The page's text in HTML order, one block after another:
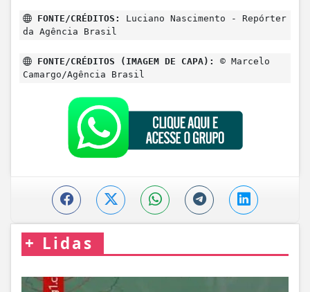
FONTE/CRÉDITOS:
Luciano Nascimento - Repórter
da Agência Brasil
FONTE/CRÉDITOS (IMAGEM DE CAPA):
© Marcelo
Camargo/Agência Brasil
+ Lidas